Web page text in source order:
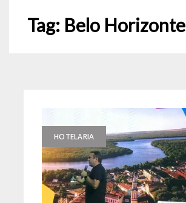
Tag: Belo Horizonte
HOTELARIA